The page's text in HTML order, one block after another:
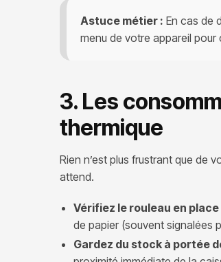
Astuce métier : En cas de
menu de votre appareil
3. Les
thermique
Rien n’est plus frustrant que de
attend.
Vérifiez le rouleau en place
de papier (souvent signalées
Gardez du stock à portée